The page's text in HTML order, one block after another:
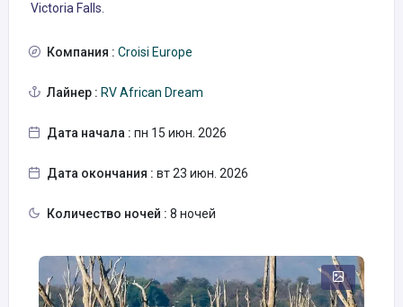
Victoria Falls.
Компания : Croisi Europe
Лайнер : RV African Dream
Дата начала : пн 15 июн. 2026
Дата окончания : вт 23 июн. 2026
Количество ночей : 8 ночей